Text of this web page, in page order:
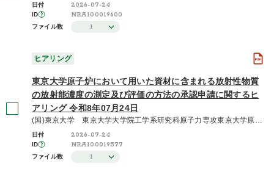
日付 2026-07-24
ID NRA100019600
ファイル数 1
ヒアリング
東京大学原子炉において用いた資材に含まれる放射性物質
の放射能濃度の測定及び評価の方法の承認申請に関するヒ
アリング 令和8年07月24日
(国)東京大学 東京大学大学院工学系研究科原子力専攻東京大学原子炉（弥生）
日付 2026-07-24
ID NRA100019577
ファイル数 1